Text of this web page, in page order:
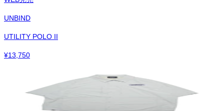
UNBIND
UTILITY POLO II
¥13,750